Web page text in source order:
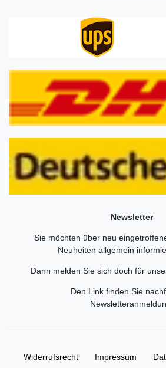
Newsletter
Sie möchten über neu
Neuheiten allgemein
Dann melden Sie sich doch für
Den Link finden Sie
Widerrufs­recht Impressum